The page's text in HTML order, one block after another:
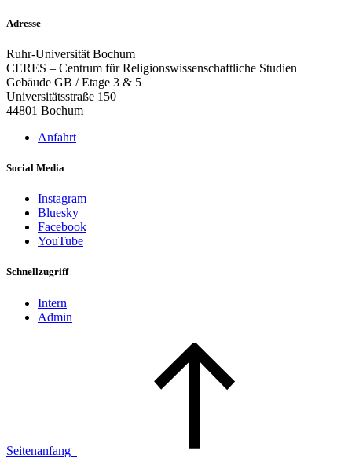
Adresse
Ruhr-Universität Bochum
CERES – Centrum für Religionswissenschaftliche Studien
Gebäude GB / Etage 3 & 5
Universitätsstraße 150
44801 Bochum
Anfahrt
Social Media
Instagram
Bluesky
Facebook
YouTube
Schnellzugriff
Intern
Admin
Seitenanfang